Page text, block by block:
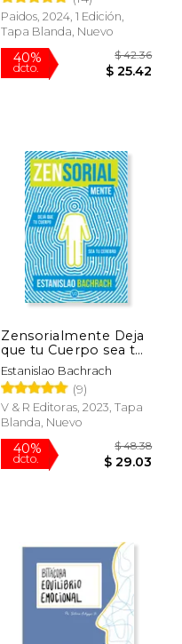
Paidos, 2024, 1 Edición,
Tapa Blanda, Nuevo
40%
dcto.
Zensorialmente Deja
que tu Cuerpo sea tu
Cerebro
Estanislao Bachrach
(9)
V & R Editoras, 2023, Tapa
Blanda, Nuevo
40%
dcto.